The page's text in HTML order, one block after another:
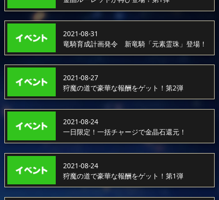
2021-08-31
竜騎育成計画発令 新竜騎「元素霊珠」登場！
2021-08-27
狩魔の道で豪華な報酬をゲット！第2弾
2021-08-24
一日限定！一括チャージで金晶石還元！
2021-08-24
狩魔の道で豪華な報酬をゲット！第1弾